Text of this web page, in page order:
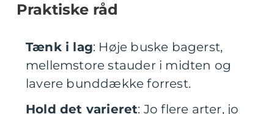
Praktiske råd
Tænk i lag: Høje buske bagerst,
mellemstore stauder i midten og
lavere bunddække forrest.
Hold det varieret: Jo flere arter, jo